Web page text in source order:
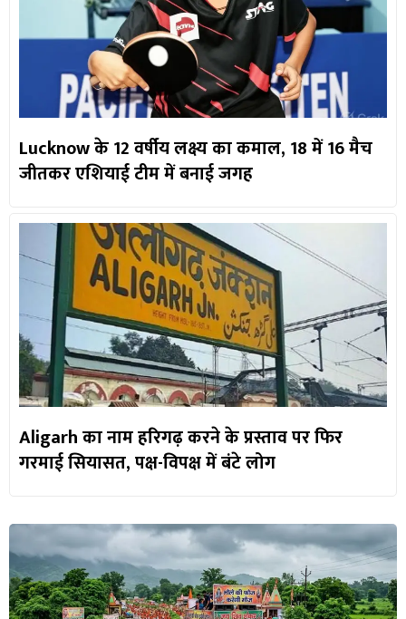
Lucknow के 12 वर्षीय लक्ष्य का कमाल, 18 में 16 मैच
जीतकर एशियाई टीम में बनाई जगह
Aligarh का नाम हरिगढ़ करने के प्रस्ताव पर फिर
गरमाई सियासत, पक्ष-विपक्ष में बंटे लोग